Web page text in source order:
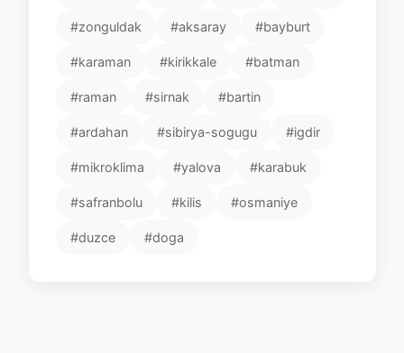
#zonguldak #aksaray #bayburt
#karaman #kirikkale #batman
#raman #sirnak #bartin
#ardahan #sibirya-sogugu #igdir
#mikroklima #yalova #karabuk
#safranbolu #kilis #osmaniye
#duzce #doga